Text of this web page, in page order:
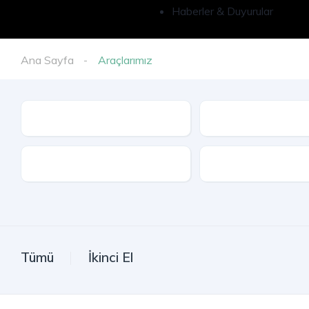
Haberler & Duyurular
Ana Sayfa Araçlarımız
Tümü İkinci El